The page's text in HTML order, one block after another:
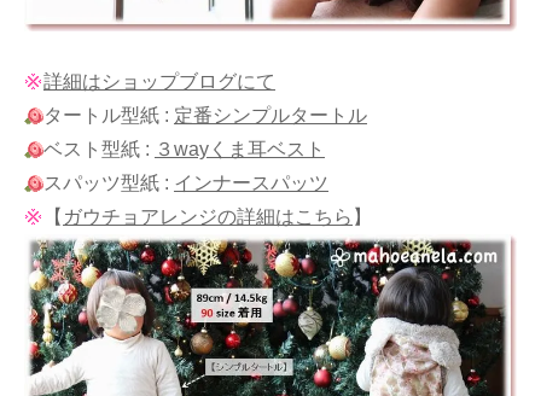
詳細はショップブログにて
タートル型紙 : 定番シンプルタートル
ベスト型紙 : ３wayくま耳ベスト
スパッツ型紙 : インナースパッツ
【 ガウチョアレンジの詳細はこちら 】